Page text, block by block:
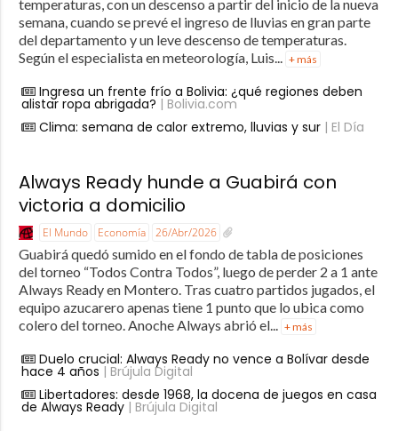
temperaturas, con un descenso a partir del inicio de la nueva
semana, cuando se prevé el ingreso de lluvias en gran parte
del departamento y un leve descenso de temperaturas.
Según el especialista en meteorología, Luis... + más
Ingresa un frente frío a Bolivia: ¿qué regiones deben
alistar ropa abrigada? | Bolivia.com
Clima: semana de calor extremo, lluvias y sur| El Día
Always Ready hunde a Guabirá con
victoria a domicilio
El Mundo Economía 26/Abr/2026
Guabirá quedó sumido en el fondo de tabla de posiciones
del torneo “Todos Contra Todos”, luego de perder 2 a 1 ante
Always Ready en Montero. Tras cuatro partidos jugados, el
equipo azucarero apenas tiene 1 punto que lo ubica como
colero del torneo. Anoche Always abrió el... + más
Duelo crucial: Always Ready no vence a Bolívar desde
hace 4 años | Brújula Digital
Libertadores: desde 1968, la docena de juegos en casa
de Always Ready| Brújula Digital